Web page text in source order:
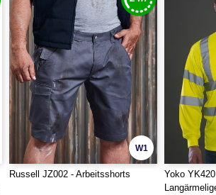
W1
Russell JZ002 - Arbeitsshorts
Yoko